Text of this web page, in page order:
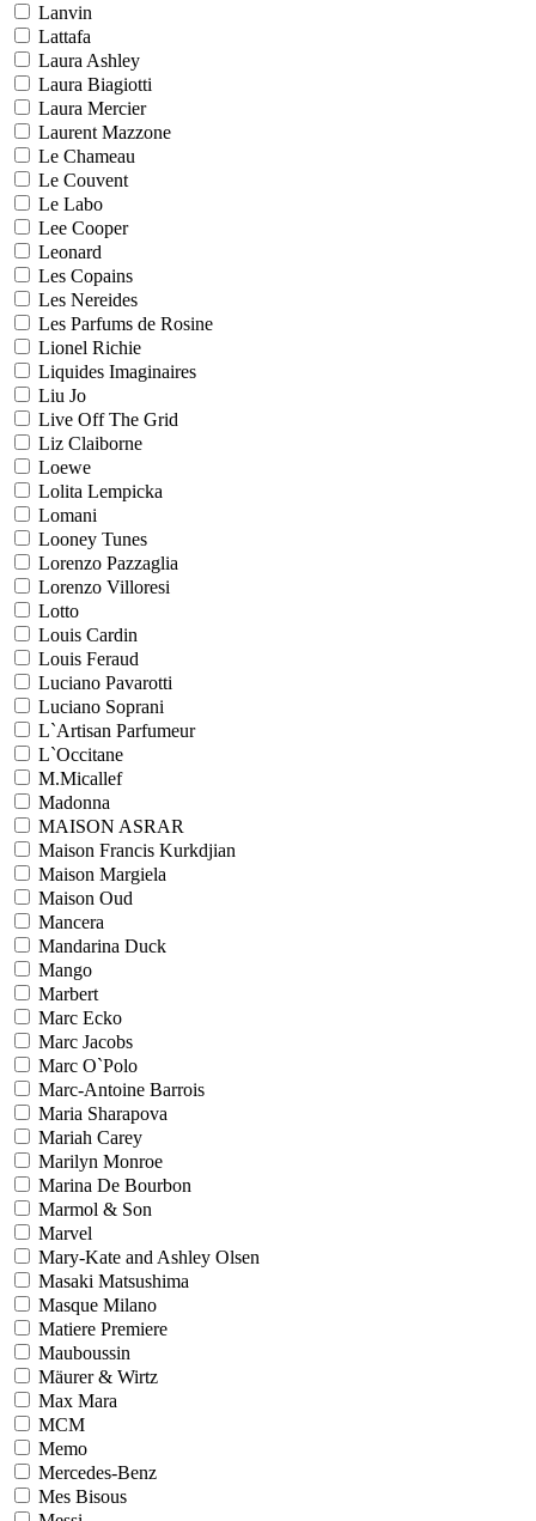
Lanvin
Lattafa
Laura Ashley
Laura Biagiotti
Laura Mercier
Laurent Mazzone
Le Chameau
Le Couvent
Le Labo
Lee Cooper
Leonard
Les Copains
Les Nereides
Les Parfums de Rosine
Lionel Richie
Liquides Imaginaires
Liu Jo
Live Off The Grid
Liz Claiborne
Loewe
Lolita Lempicka
Lomani
Looney Tunes
Lorenzo Pazzaglia
Lorenzo Villoresi
Lotto
Louis Cardin
Louis Feraud
Luciano Pavarotti
Luciano Soprani
L`Artisan Parfumeur
L`Occitane
M.Micallef
Madonna
MAISON ASRAR
Maison Francis Kurkdjian
Maison Margiela
Maison Oud
Mancera
Mandarina Duck
Mango
Marbert
Marc Ecko
Marc Jacobs
Marc O`Polo
Marc-Antoine Barrois
Maria Sharapova
Mariah Carey
Marilyn Monroe
Marina De Bourbon
Marmol & Son
Marvel
Mary-Kate and Ashley Olsen
Masaki Matsushima
Masque Milano
Matiere Premiere
Mauboussin
Mäurer & Wirtz
Max Mara
MCM
Memo
Mercedes-Benz
Mes Bisous